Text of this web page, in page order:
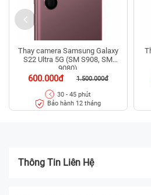
Thay camera Samsung Galaxy
S22 Ultra 5G (SM S908, SM
9080)
600.000đ 1.500.000đ
30 - 45 phút
Bảo hành 12 tháng
Thông Tin Liên Hệ